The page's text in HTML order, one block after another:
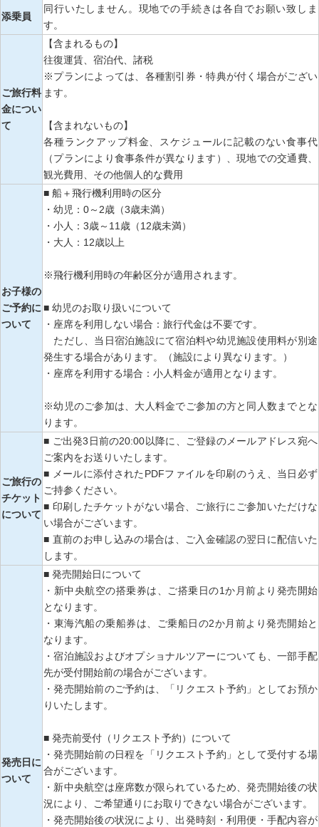
添乗員
同行いたしません。現地での手続きは各自でお願い致しま
す。
ご旅行料
金につい
て
【含まれるもの】
往復運賃、宿泊代、諸税
※プランによっては、各種割引券・特典が付く場合がござい
ます。
【含まれないもの】
各種ランクアップ料金、スケジュールに記載のない食事代
（プランにより食事条件が異なります）、現地での交通費、
観光費用、その他個人的な費用
お子様の
ご予約に
ついて
■ 船＋飛行機利用時の区分
・幼児：0～2歳（3歳未満）
・小人：3歳～11歳（12歳未満）
・大人：12歳以上
※飛行機利用時の年齢区分が適用されます。
■ 幼児のお取り扱いについて
・座席を利用しない場合：旅行代金は不要です。
ただし、当日宿泊施設にて宿泊料や幼児施設使用料が別途
発生する場合があります。（施設により異なります。）
・座席を利用する場合：小人料金が適用となります。
※幼児のご参加は、大人料金でご参加の方と同人数までとな
ります。
ご旅行の
チケット
について
■ ご出発3日前の20:00以降に、ご登録のメールアドレス宛へ
ご案内をお送りいたします。
■ メールに添付されたPDFファイルを印刷のうえ、当日必ず
ご持参ください。
■ 印刷したチケットがない場合、ご旅行にご参加いただけな
い場合がございます。
■ 直前のお申し込みの場合は、ご入金確認の翌日に配信いた
します。
発売日に
ついて
■ 発売開始日について
・新中央航空の搭乗券は、ご搭乗日の1か月前より発売開始
となります。
・東海汽船の乗船券は、ご乗船日の2か月前より発売開始と
なります。
・宿泊施設およびオプショナルツアーについても、一部手配
先が受付開始前の場合がございます。
・発売開始前のご予約は、「リクエスト予約」としてお預か
りいたします。
■ 発売前受付（リクエスト予約）について
・発売開始前の日程を「リクエスト予約」として受付する場
合がございます。
・新中央航空は座席数が限られているため、発売開始後の状
況により、ご希望通りにお取りできない場合がございます。
・発売開始後の状況により、出発時刻・利用便・手配内容が